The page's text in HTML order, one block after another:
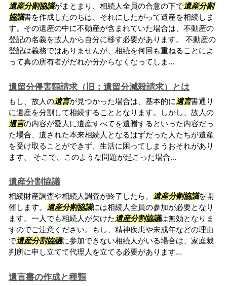
遺産分割協議がまとまり、相続人全員の合意の下で遺産分割
協議書を作成したのちは、それにしたがって遺産を相続しま
す。その遺産の中に不動産が含まれていた場合は、不動産の
登記の名義を故人から自分に移す必要があります。 不動産の
登記は義務ではありませんが、相続を何回も重ねることによ
って真の所有者がだれか分からなくなってしま...
遺留分侵害額請求（旧：遺留分減殺請求）とは
もし、故人の遺言が見つかった場合は、基本的に 遺言書通り
に遺産を分割して相続することとなります。しかし、故人の
遺言の内容が愛人に遺産すべてを遺贈するといった内容だっ
た場合、遺された本来相続人となるはずだった人たちが遺産
を受け取ることができず、生活に困ってしまうおそれがあり
ます。 そこで、このような問題が起こった場合...
遺産分割協議
相続財産調査や相続人調査が終了したら、 遺産分割協議を開
催します。
遺産分割協議には相続人全員の参加が必要となり
ます。一人でも相続人が欠けた 遺産分割協議は無効となりま
すのでご注意ください。もし、精神疾患や未成年などの理由
で遺産分割協議に参加できない相続人がいる場合は、家庭裁
判所に申し立てて代理人を立てる必要があります...
遺言書の作成と種類